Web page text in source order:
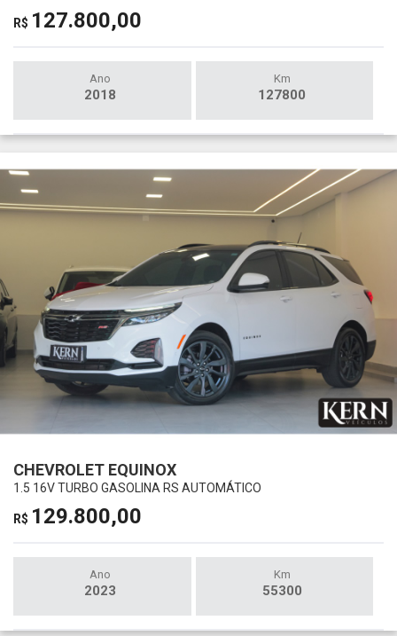
R$ 127.800,00
Ano
2018
Km
127800
CHEVROLET EQUINOX
1.5 16V TURBO GASOLINA RS AUTOMÁTICO
R$ 129.800,00
Ano
2023
Km
55300